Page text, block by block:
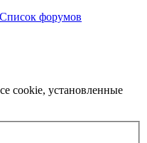
Список форумов
cookie, установленные